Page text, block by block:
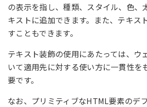
の表示を指し、種類、スタイル、色、
キストに追加できます。また、テキス
すこともできます。
テキスト装飾の使用にあたっては、ウ
いて適用先に対する使い方に一貫性を
要です。
なお、プリミティブなHTML要素のデ